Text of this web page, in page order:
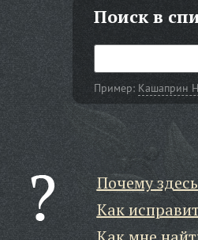
Поиск в
Пример: Кашаприн
Почему
Как